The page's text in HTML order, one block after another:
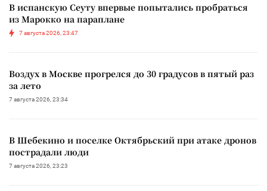
В испанскую Сеуту впервые попытались пробраться
из Марокко на параплане
7 августа 2026, 23:47
Воздух в Москве прогрелся до 30 градусов в пятый раз
за лето
7 августа 2026, 23:34
В Шебекино и поселке Октябрьский при атаке дронов
пострадали люди
7 августа 2026, 23:23